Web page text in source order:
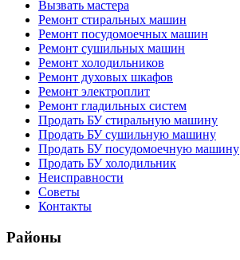
Вызвать мастера
Ремонт стиральных машин
Ремонт посудомоечных машин
Ремонт сушильных машин
Ремонт холодильников
Ремонт духовых шкафов
Ремонт электроплит
Ремонт гладильных систем
Продать БУ стиральную машину
Продать БУ сушильную машину
Продать БУ посудомоечную машину
Продать БУ холодильник
Неисправности
Советы
Контакты
Районы